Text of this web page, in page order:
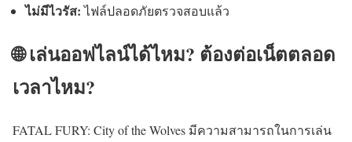
ไม่มีไวรัส:ไฟล์ปลอดภัยตรวจสอบแล้ว
🌐 เล่นออฟไลน์ได้ไหม? ต้องต่อเน็ตตลอด
เวลาไหม?
FATAL FURY: City of the Wolves มีความสามารถในการเล่น